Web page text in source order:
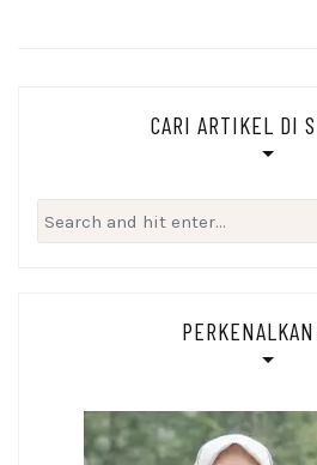
CARI ARTIKEL DI
Search
for: